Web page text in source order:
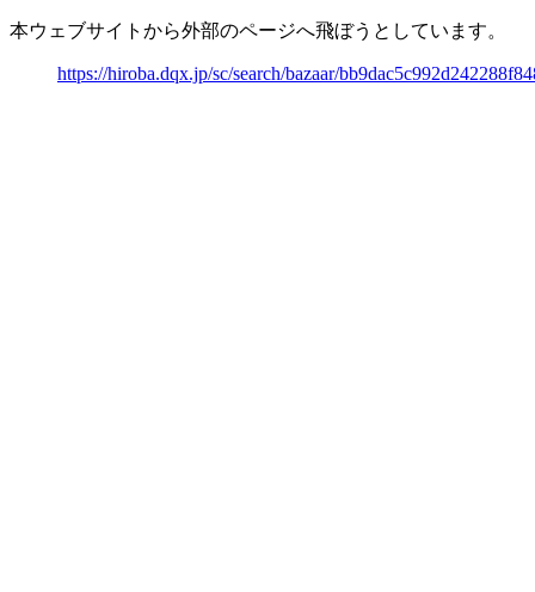
本ウェブサイトから外部のページへ飛ぼうとしています。
https://hiroba.dqx.jp/sc/search/bazaar/